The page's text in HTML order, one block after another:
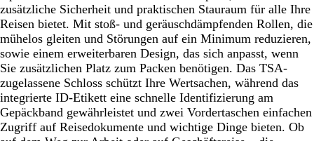
zusätzliche Sicherheit und praktischen Stauraum für alle Ihre
Reisen bietet. Mit stoß- und geräuschdämpfenden Rollen, die
mühelos gleiten und Störungen auf ein Minimum reduzieren,
sowie einem erweiterbaren Design, das sich anpasst, wenn
Sie zusätzlichen Platz zum Packen benötigen. Das TSA-
zugelassene Schloss schützt Ihre Wertsachen, während das
integrierte ID-Etikett eine schnelle Identifizierung am
Gepäckband gewährleistet und zwei Vordertaschen einfachen
Zugriff auf Reisedokumente und wichtige Dinge bieten. Ob